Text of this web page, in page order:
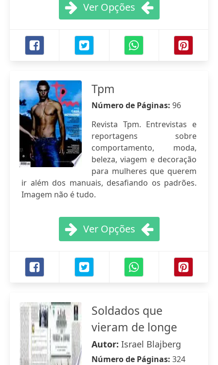
Ver Opções
Tpm
Número de Páginas: 96
Revista Tpm. Entrevistas e
reportagens sobre
comportamento, moda,
beleza, viagem e decoração
para mulheres que querem
ir além dos manuais, desafiando os padrões.
Imagem não é tudo.
Ver Opções
Soldados que
vieram de longe
Autor: Israel Blajberg
Número de Páginas: 324